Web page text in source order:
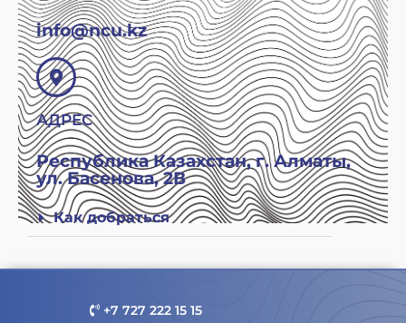
info@ncu.kz
АДРЕС
Республика Казахстан, г. Алматы,
ул. Басенова, 2В
Как добраться
+7 727 222 15 15